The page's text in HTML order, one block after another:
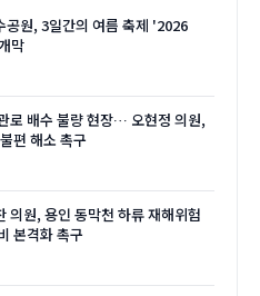
공원, 3일간의 여름 축제 '2026
막
로 배수 불량 현장… 오현정 의원,
편 해소 촉구
의원, 용인 동막천 하류 재해위험
본격화 촉구